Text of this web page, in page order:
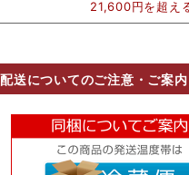
21,600円を超え
配送についてのご注意・ご案内